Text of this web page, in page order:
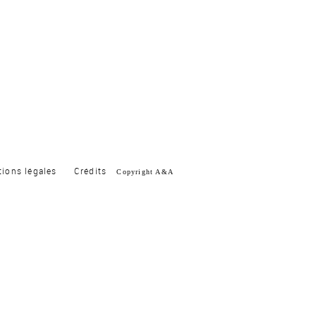
légales Crédits Copyright A&A